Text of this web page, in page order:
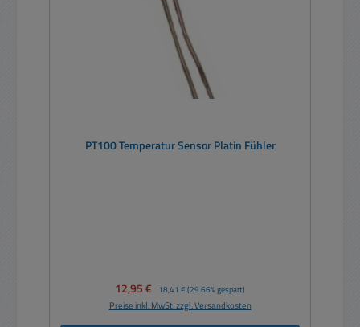
PT100 Temperatur Sensor Platin Fühler
Verkaufspreis:
12,95 € Regulärer Preis:
18,41 € (29.66% gespart)
Preise inkl. MwSt. zzgl. Versandkosten